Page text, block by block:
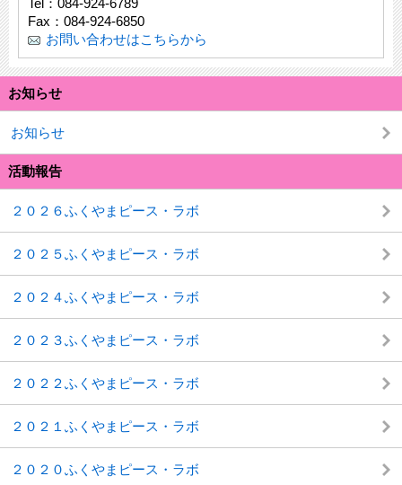
お知らせ
お知らせ
活動報告
２０２６ふくやまピース・ラボ
２０２５ふくやまピース・ラボ
２０２４ふくやまピース・ラボ
２０２３ふくやまピース・ラボ
２０２２ふくやまピース・ラボ
２０２１ふくやまピース・ラボ
２０２０ふくやまピース・ラボ
Fax：084-924-6850
お問い合わせはこちらから